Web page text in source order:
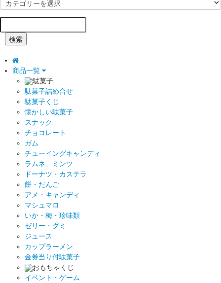
検索
商品一覧
駄菓子
駄菓子詰め合せ
駄菓子くじ
懐かしい駄菓子
スナック
チョコレート
ガム
チューイングキャンディ
ラムネ、ミンツ
ドーナツ・カステラ
餅・だんご
アメ・キャンディ
マシュマロ
いか・梅・珍味類
ゼリー・グミ
ジュース
カップラーメン
金券当り付駄菓子
おもちゃくじ
イベント・ゲーム